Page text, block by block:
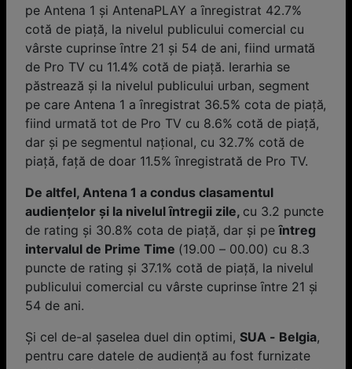
pe Antena 1 și AntenaPLAY a ȋnregistrat 42.7%
cotă de piaţă, la nivelul publicului comercial cu
vârste cuprinse ȋntre 21 și 54 de ani, fiind urmată
de Pro TV cu 11.4% cotă de piaţă. Ierarhia se
păstrează și la nivelul publicului urban, segment
pe care Antena 1 a ȋnregistrat 36.5% cota de piaţă,
fiind urmată tot de Pro TV cu 8.6% cotă de piaţă,
dar și pe segmentul naţional, cu 32.7% cotă de
piaţă, faţă de doar 11.5% ȋnregistrată de Pro TV.
De altfel, Antena 1 a condus clasamentul
audienţelor și la nivelul ȋntregii zile, cu 3.2 puncte
de rating și 30.8% cota de piaţă, dar și peȋntreg
intervalul de Prime Time (19.00 – 00.00) cu 8.3
puncte de rating și 37.1% cotă de piață, la nivelul
publicului comercial cu vârste cuprinse ȋntre 21 și
54 de ani.
Şi cel de-al șaselea duel din optimi, SUA - Belgia,
pentru care datele de audienţă au fost furnizate